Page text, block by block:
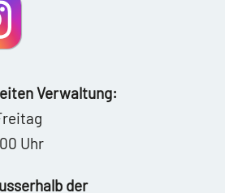
Verwaltung:
Uhr
der